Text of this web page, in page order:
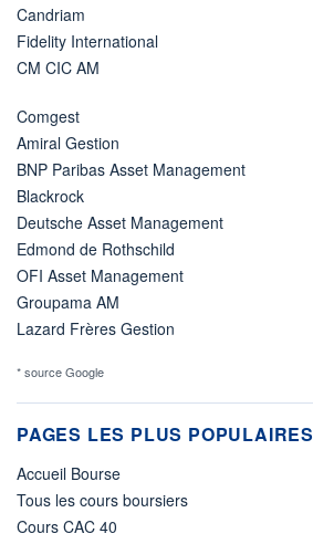
Candriam
Fidelity International
CM CIC AM
Comgest
Amiral Gestion
BNP Paribas Asset Management
Blackrock
Deutsche Asset Management
Edmond de Rothschild
OFI Asset Management
Groupama AM
Lazard Frères Gestion
* source Google
PAGES LES PLUS POPULAIRES
Accueil Bourse
Tous les cours boursiers
Cours CAC 40